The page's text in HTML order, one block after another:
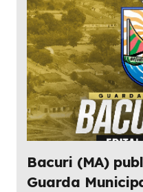
Bacuri (MA)
Guarda